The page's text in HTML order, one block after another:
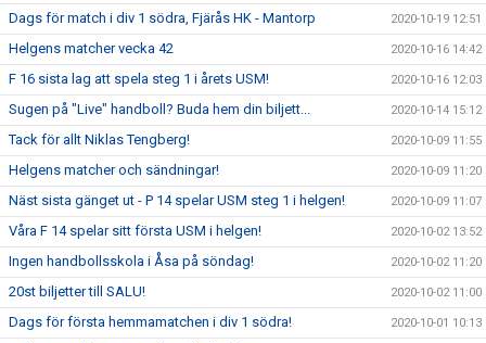
Dags för match i div 1 södra, Fjärås HK - Mantorp 2020-10-19 12:51
Helgens matcher vecka 42 2020-10-16 14:42
F 16 sista lag att spela steg 1 i årets USM! 2020-10-16 12:03
Sugen på "Live" handboll? Buda hem din biljett... 2020-10-14 15:12
Tack för allt Niklas Tengberg! 2020-10-09 11:55
Helgens matcher och sändningar! 2020-10-09 11:20
Näst sista gänget ut - P 14 spelar USM steg 1 i helgen! 2020-10-09 11:07
Våra F 14 spelar sitt första USM i helgen! 2020-10-02 13:52
Ingen handbollsskola i Åsa på söndag! 2020-10-02 11:20
20st biljetter till SALU! 2020-10-02 11:00
Dags för första hemmamatchen i div 1 södra! 2020-10-01 10:13